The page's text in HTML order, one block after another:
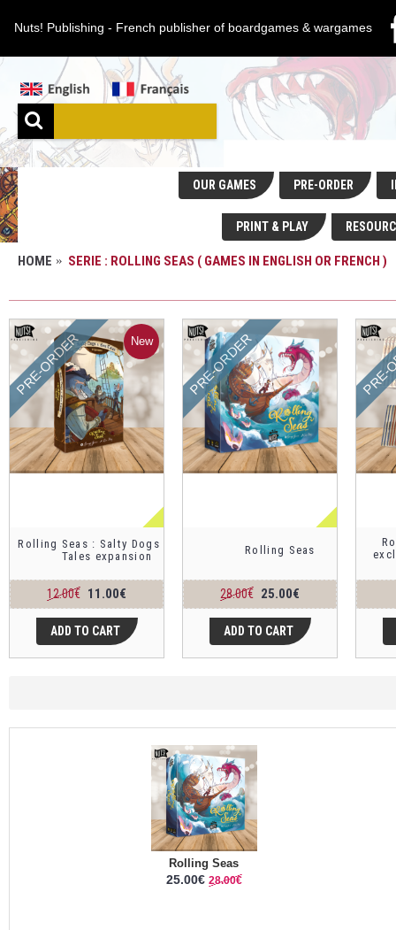
Nuts! Publishing - French publisher of boardgames & wargames
OUR GAMES PRE-ORDER
PRINT & PLAY
HOME SERIE : ROLLING SEAS ( GAMES IN ENGLISH OR FRENCH )
New
PRE-ORDER
Rolling Seas : Salty Dogs & Sea
Tales expansion
12.00€ 11.00€
ADD TO CART
PRE-ORDER
Rolling Seas
28.00€ 25.00€
ADD TO CART
Rolling Seas
25.00€ 28.00€